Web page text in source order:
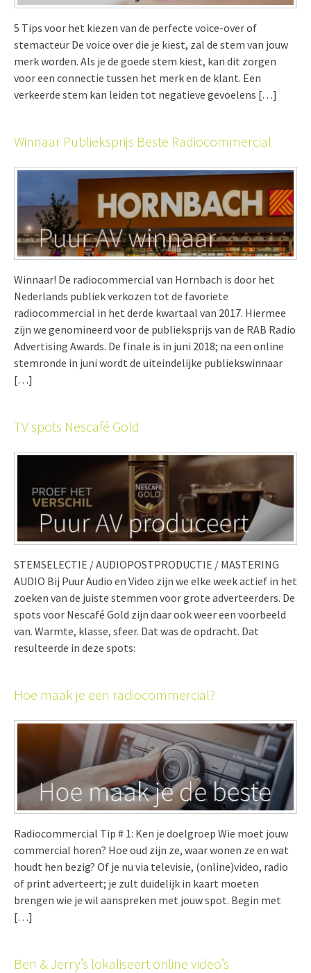
5 Tips voor het kiezen van de perfecte voice-over of
stemacteur De voice over die je kiest, zal de stem van jouw
merk worden. Als je de goede stem kiest, kan dit zorgen
voor een connectie tussen het merk en de klant. Een
verkeerde stem kan leiden tot negatieve gevoelens […]
Winnaar Publieksprijs Beste Radiocommercial
Winnaar! De radiocommercial van Hornbach is door het
Nederlands publiek verkozen tot de favoriete
radiocommercial in het derde kwartaal van 2017. Hiermee
zijn we genomineerd voor de publieksprijs van de RAB Radio
Advertising Awards. De finale is in juni 2018; na een online
stemronde in juni wordt de uiteindelijke publiekswinnaar
[…]
TV spots Nescafé Gold
STEMSELECTIE / AUDIOPOSTPRODUCTIE / MASTERING
AUDIO Bij Puur Audio en Video zijn we elke week actief in het
zoeken van de juiste stemmen voor grote adverteerders. De
spots voor Nescafé Gold zijn daar ook weer een voorbeeld
van. Warmte, klasse, sfeer. Dat was de opdracht. Dat
resulteerde in deze spots:
Hoe maak je een radiocommercial?
Radiocommercial Tip # 1: Ken je doelgroep Wie moet jouw
commercial horen? Hoe oud zijn ze, waar wonen ze en wat
houdt hen bezig? Of je nu via televisie, (online)video, radio
of print adverteert; je zult duidelijk in kaart moeten
brengen wie je wil aanspreken met jouw spot. Begin met
[…]
Ben & Jerry’s lokaliseert online video’s